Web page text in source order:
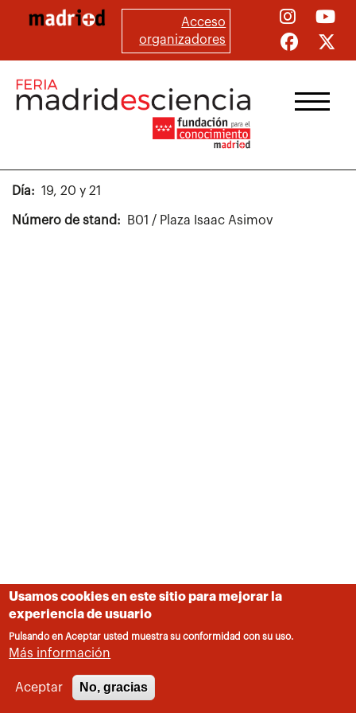
principal
Acceso
organizadores
Día 19, 20 y 21
Número de stand B01 / Plaza Isaac Asimov
Usamos cookies en este sitio para mejorar la
experiencia de usuario
Pulsando en Aceptar usted muestra su conformidad con su uso.
Más información
Aceptar No, gracias